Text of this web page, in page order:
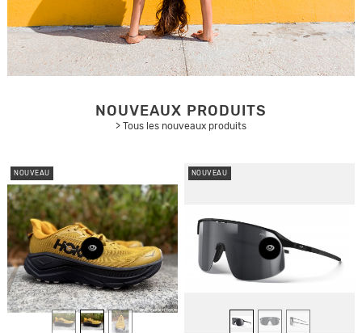
NOUVEAUX PRODUITS
> Tous les nouveaux produits
NOUVEAU NOUVEAU